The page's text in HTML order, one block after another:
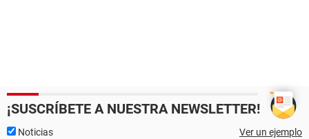
¡SUSCRÍBETE A NUESTRA NEWSLETTER!
Noticias Ver un ejemplo